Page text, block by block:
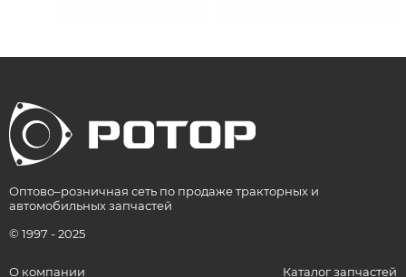
Оптово–розничная сеть по продаже тракторных и
автомобильных запчастей
© 1997 - 2025
О компании Каталог запчастей